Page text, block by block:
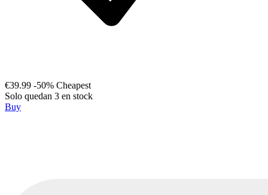
€39.99 -50% Cheapest
Solo quedan 3 en stock
Buy